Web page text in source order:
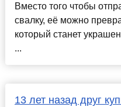
Вместо того чтобы
свалку, её можно
который станет
...
13 лет назад друг